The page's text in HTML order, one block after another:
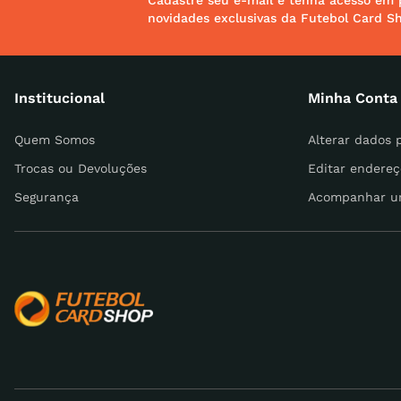
Escreva uma avaliação
novidades exclusivas da Futebol Card
Institucional
Quem Somos
Trocas ou Devoluções
Segurança
Minha Conta
Alterar dados
Editar
Acompanhar